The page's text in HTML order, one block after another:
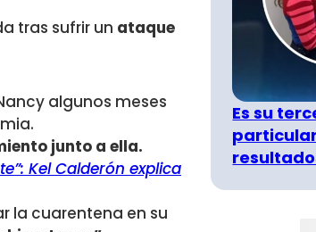
tras sufrir un ataque
algunos meses
junto a ella.
Kel Calderón explica
la cuarentena en su
Es su